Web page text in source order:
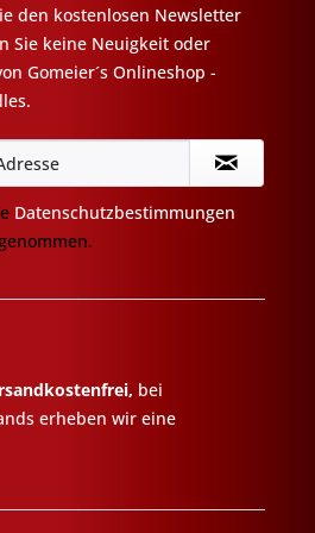
den kostenlosen Newsletter
Sie keine Neuigkeit oder
Gomeier´s Onlineshop -
Datenschutzbestimmungen
bei
erheben wir eine